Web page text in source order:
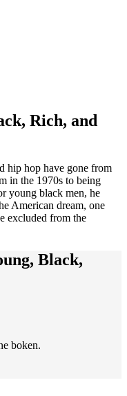
Rich, and
hip hop have gone from
in the 1970s to being
young black men, he
American dream, one
excluded from the
Black,
boken.